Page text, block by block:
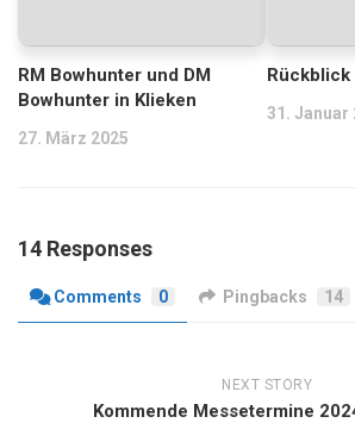
RM Bowhunter und DM
Bowhunter in Klieken
27. März 2025
Rückblick
31. Januar
14 Responses
Comments 0 Pingbacks 14
NEXT STORY
Kommende Messetermine